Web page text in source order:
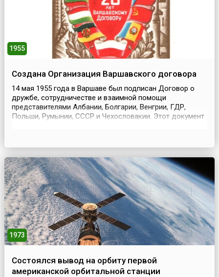
1955
Создана Организация Варшавского договора
14 мая 1955 года в Варшаве был подписан Договор о
дружбе, сотрудничестве и взаимной помощи
представителями Албании, Болгарии, Венгрии, ГДР,
Польши, Румынии, СССР и Чехословакии. Этот документ
стран социалистиче...
1973
Состоялся вывод на орбиту первой
американской орбитальной станции